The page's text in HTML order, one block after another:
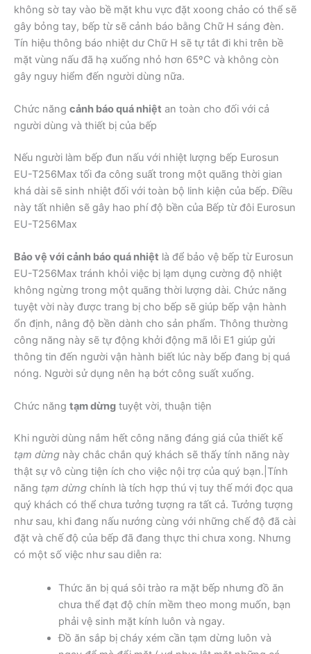
không sờ tay vào bề mặt khu vực đặt xoong chảo có thể sẽ
gây bỏng tay, bếp từ sẽ cảnh báo bằng Chữ H sáng đèn.
Tín hiệu thông báo nhiệt dư Chữ H sẽ tự tắt đi khi trên bề
mặt vùng nấu đã hạ xuống nhỏ hơn 65ºC và không còn
gây nguy hiểm đến người dùng nữa.
Chức năng cảnh báo quá nhiệt an toàn cho đối với cả
người dùng và thiết bị của bếp
Nếu người làm bếp đun nấu với nhiệt lượng bếp Eurosun
EU-T256Max tối đa công suất trong một quãng thời gian
khá dài sẽ sinh nhiệt đối với toàn bộ linh kiện của bếp. Điều
này tất nhiên sẽ gây hao phí độ bền của Bếp từ đôi Eurosun
EU-T256Max
Bảo vệ với cảnh báo quá nhiệt là để bảo vệ bếp từ Eurosun
EU-T256Max tránh khỏi việc bị lạm dụng cường độ nhiệt
không ngừng trong một quãng thời lượng dài. Chức năng
tuyệt vời này được trang bị cho bếp sẽ giúp bếp vận hành
ổn định, nâng độ bền dành cho sản phẩm. Thông thường
công năng này sẽ tự động khởi động mã lỗi E1 giúp gửi
thông tin đến người vận hành biết lúc này bếp đang bị quá
nóng. Người sử dụng nên hạ bớt công suất xuống.
Chức năng tạm dừng tuyệt vời, thuận tiện
Khi người dùng nắm hết công năng đáng giá của thiết kế
tạm dừng này chắc chắn quý khách sẽ thấy tính năng này
thật sự vô cùng tiện ích cho việc nội trợ của quý bạn.|Tính
năng tạm dừng chính là tích hợp thú vị tuy thế mới đọc qua
quý khách có thể chưa tưởng tượng ra tất cả. Tưởng tượng
như sau, khi đang nấu nướng cùng với những chế độ đã cài
đặt và chế độ của bếp đã đang thực thi chưa xong. Nhưng
có một số việc như sau diễn ra:
Thức ăn bị quá sôi trào ra mặt bếp nhưng đồ ăn
chưa thể đạt độ chín mềm theo mong muốn, bạn
phải vệ sinh mặt kính luôn và ngay.
Đồ ăn sắp bị cháy xém cần tạm dừng luôn và